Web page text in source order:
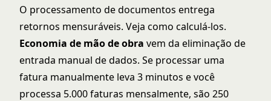
O processamento de documentos entrega
retornos mensuráveis. Veja como calculá-los.
Economia de mão de obra vem da eliminação de
entrada manual de dados. Se processar uma
fatura manualmente leva 3 minutos e você
processa 5.000 faturas mensalmente, são 250